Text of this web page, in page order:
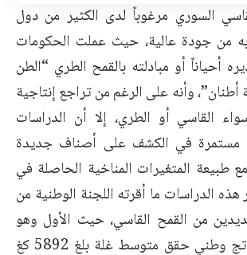
السوري مرغوباً لدى الكثير من دول
به من جودة عالية، حيث عملت الحكومات
أحياناً أو مبادلته بالقمح الطري “الطن
أطنان”، وأنه على الرغم من تراجع إنتاجية
القاسي أو الطري، إلا أن الدراسات
مستمرة في الكشف على أصناف جديدة
طبيعة المتغيرات المناخية الحاصلة في
هذه الدراسات ما أقرته اللجنة الوطنية من
من القمح القاسي، حيث الأول وهو
بحوث 13 وهو ناتج وطني حقق متوسط غلة بلغ 5892 كغ